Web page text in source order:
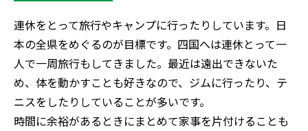
連休をとって旅行やキャンプに行ったりしています。日
本の全県をめぐるのが目標です。四国へは連休とって一
人で一周旅行もしてきました。最近は遠出できないた
め、体を動かすことも好きなので、ジムに行ったり、テ
ニスをしたりしていることが多いです。
時間に余裕があるときにまとめて家事を片付けることも